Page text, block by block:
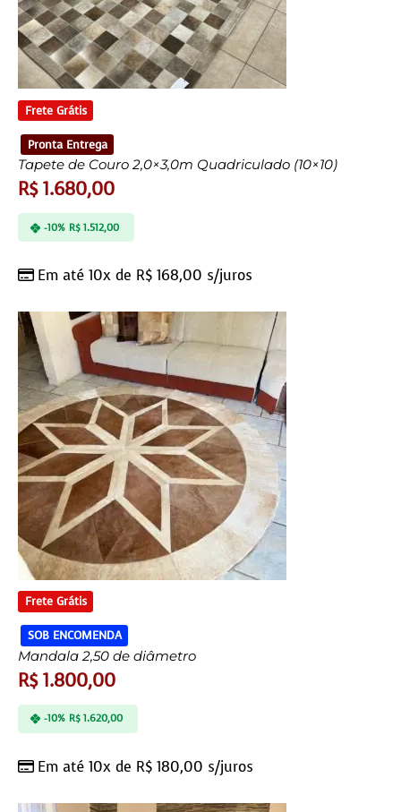
Frete Grátis
Pronta Entrega
Tapete de Couro 2,0×3,0m Quadriculado (10×10)
R$1.680,00
Em até 10x de R$ 168,00 s/juros
-10% R$1.512,00
Frete Grátis
SOB ENCOMENDA
Mandala 2,50 de diâmetro
R$1.800,00
Em até 10x de R$ 180,00 s/juros
-10% R$1.620,00